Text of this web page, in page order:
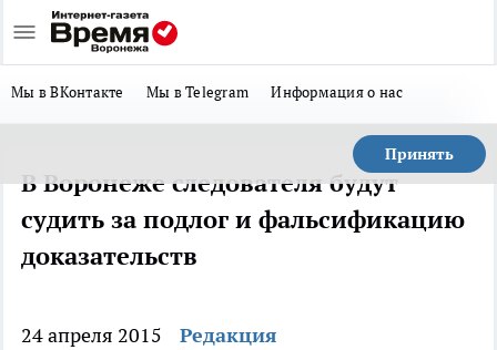
Мы в ВКонтакте Мы в Telegram Информация о нас
Принять
В Воронеже следователя будут
судить за подлог и фальсификацию
доказательств
24 апреля 2015
Редакция